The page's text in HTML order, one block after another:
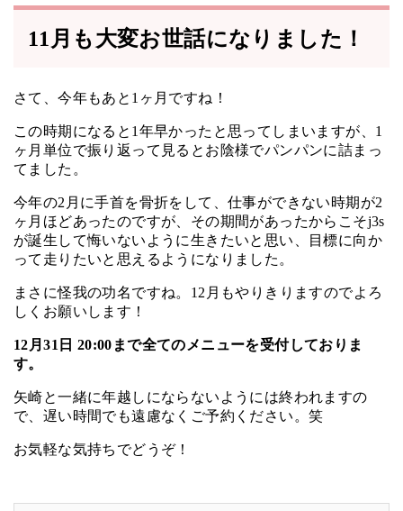
11月も大変お世話になりました！
さて、今年もあと1ヶ月ですね！
この時期になると1年早かったと思ってしまいますが、1
ヶ月単位で振り返って見るとお陰様でパンパンに詰まっ
てました。
今年の2月に手首を骨折をして、仕事ができない時期が2
ヶ月ほどあったのですが、その期間があったからこそj3s
が誕生して悔いないように生きたいと思い、目標に向か
って走りたいと思えるようになりました。
まさに怪我の功名ですね。12月もやりきりますのでよろ
しくお願いします！
12月31日 20:00まで全てのメニューを受付しておりま
す。
矢崎と一緒に年越しにならないようには終われますの
で、遅い時間でも遠慮なくご予約ください。笑
お気軽な気持ちでどうぞ！